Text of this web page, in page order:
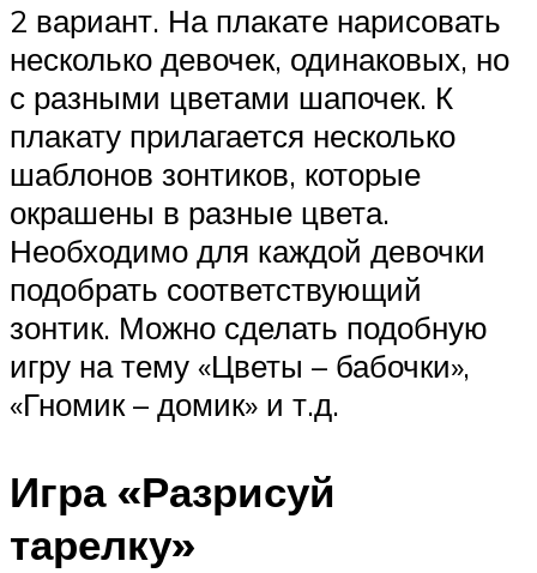
2 вариант. На плакате нарисовать
несколько девочек, одинаковых, но
с разными цветами шапочек. К
плакату прилагается несколько
шаблонов зонтиков, которые
окрашены в разные цвета.
Необходимо для каждой девочки
подобрать соответствующий
зонтик. Можно сделать подобную
игру на тему «Цветы – бабочки»,
«Гномик – домик» и т.д.
Игра «Разрисуй
тарелку»